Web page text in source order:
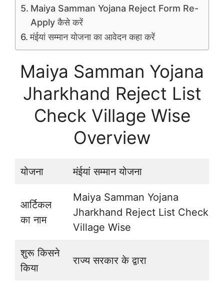
Maiya Samman Yojana Reject Form Re-
Apply कैसे करें
मंईयां सम्मान योजना का आवेदन कहा करें
Maiya Samman Yojana
Jharkhand Reject List
Check Village Wise
Overview
योजना मंईयां सम्मान योजना
आर्टिकल
का नाम
Maiya Samman Yojana
Jharkhand Reject List Check
Village Wise
शुरू किसने
किया
राज्य सरकार के द्वारा